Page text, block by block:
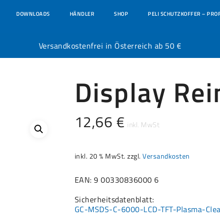
Versandkostenfrei in Österreich ab 50 €
DOWNLOADS HÄNDLER SHOP PELI SCHUTZKOFFER –
Display
12,66 €
inkl. 20 % MwSt. zzgl.Versandkosten
EAN: 9 00330836000 6
Sicherheitsdatenblatt:
GC-MSDS-C-6000-LCD-TFT-Plasma-